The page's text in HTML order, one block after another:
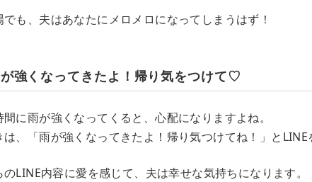
も、夫はあなたにメロメロになってしまうはず！
が強くなってきたよ！帰り気をつけて♡
に雨が強くなってくると、心配になりますよね。
は、「雨が強くなってきたよ！帰り気つけてね！」とLINE
LINE内容に愛を感じて、夫は幸せな気持ちになります。